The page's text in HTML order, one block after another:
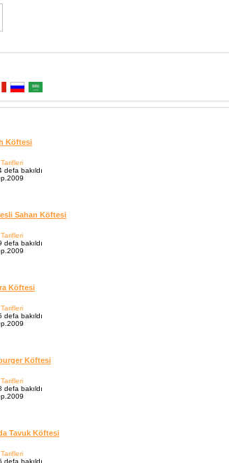
Köftesi
defa bakıldı
Sahan Köftesi
defa bakıldı
Köftesi
defa bakıldı
Köftesi
defa bakıldı
Tavuk Köftesi